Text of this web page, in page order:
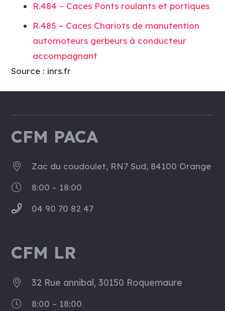
R.484 – Caces Ponts roulants et portiques
R.485 – Caces Chariots de manutention
automoteurs gerbeurs à conducteur
accompagnant
Source : inrs.fr
CFM PACA
Zac du coudoulet, RN7 Sud, 84100 Orange
8:00 – 18:00
04 90 70 82 47
CFM LR
32 Rue annibal, 30150 Roquemaure
8:00 – 18:00